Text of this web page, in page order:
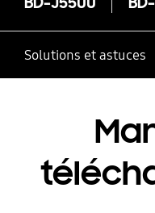
Solutions et astuces